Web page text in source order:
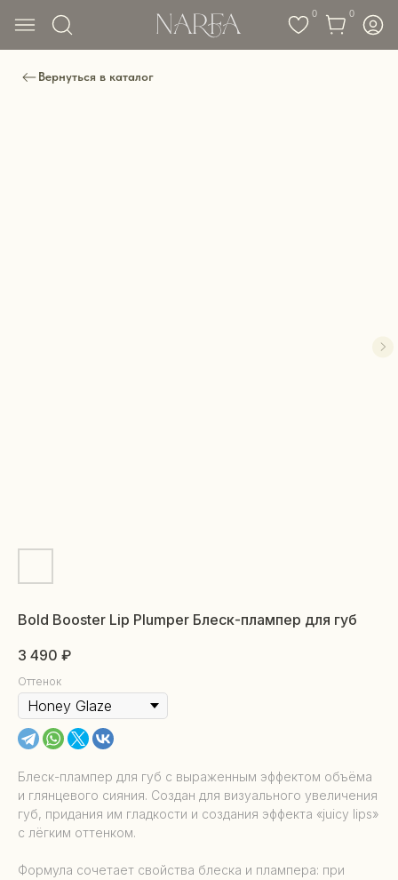
Вернуться в каталог
Bold Booster Lip Plumper Блеск-плампер для губ
3 490 ₽
Оттенок
Блеск-плампер для губ с выраженным эффектом объёма
и глянцевого сияния. Создан для визуального увеличения
губ, придания им гладкости и создания эффекта «juicy lips»
с лёгким оттенком.
Формула сочетает свойства блеска и плампера: при